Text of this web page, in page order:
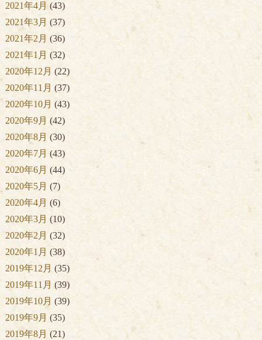
2021年4月 (43)
2021年3月 (37)
2021年2月 (36)
2021年1月 (32)
2020年12月 (22)
2020年11月 (37)
2020年10月 (43)
2020年9月 (42)
2020年8月 (30)
2020年7月 (43)
2020年6月 (44)
2020年5月 (7)
2020年4月 (6)
2020年3月 (10)
2020年2月 (32)
2020年1月 (38)
2019年12月 (35)
2019年11月 (39)
2019年10月 (39)
2019年9月 (35)
2019年8月 (21)